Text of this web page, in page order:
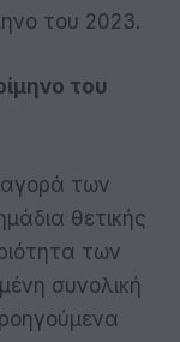
του 2023.
του
αγορά των
θετικής
των
συνολική